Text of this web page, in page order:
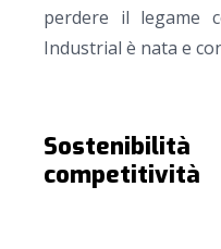
perdere il legame
Industrial è nata e
competitività